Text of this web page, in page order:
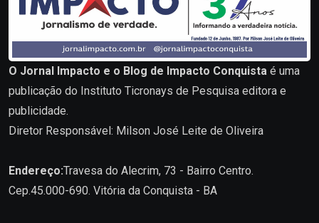
O Jornal Impacto e o Blog de Impacto Conquista é uma
publicação do Instituto Ticronays de Pesquisa editora e
publicidade.
Diretor Responsável: Milson José Leite de Oliveira
Endereço:Travesa do Alecrim, 73 - Bairro Centro.
Cep.45.000-690. Vitória da Conquista - BA